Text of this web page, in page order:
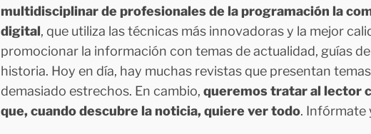
multidisciplinar de profesionales de la programación la
digital, que utiliza las técnicas más innovadoras y la mejor
promocionar la información con temas de actualidad, guías
historia. Hoy en día, hay muchas revistas que presentan
demasiado estrechos. En cambio, queremos tratar al lector
que, cuando descubre la noticia, quiere ver todo. Infórmate